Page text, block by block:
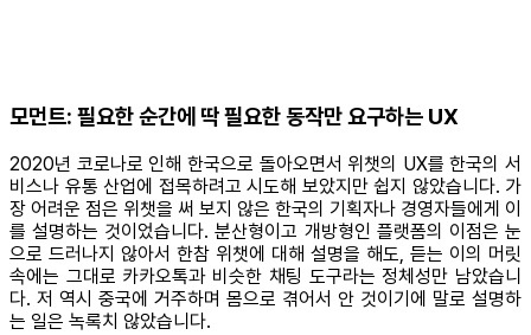
모먼트: 필요한 순간에 딱 필요한 동작만 요구하는 UX
2020년 코로나로 인해 한국으로 돌아오면서 위챗의 UX를 한국의 서
비스나 유통 산업에 접목하려고 시도해 보았지만 쉽지 않았습니다. 가
장 어려운 점은 위챗을 써 보지 않은 한국의 기획자나 경영자들에게 이
를 설명하는 것이었습니다. 분산형이고 개방형인 플랫폼의 이점은 눈
으로 드러나지 않아서 한참 위챗에 대해 설명을 해도, 듣는 이의 머릿
속에는 그대로 카카오톡과 비슷한 채팅 도구라는 정체성만 남았습니
다. 저 역시 중국에 거주하며 몸으로 겪어서 안 것이기에 말로 설명하
는 일은 녹록치 않았습니다.